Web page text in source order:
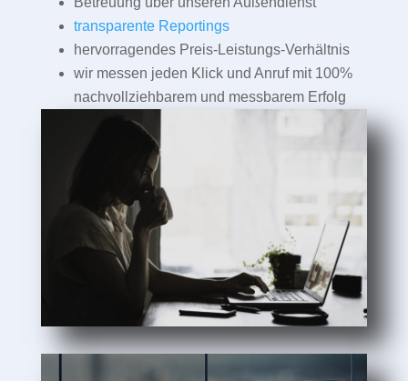
transparente Reportings
hervorragendes Preis-Leistungs-Verhältnis
wir messen jeden Klick und Anruf mit 100%
nachvollziehbarem und messbarem Erfolg